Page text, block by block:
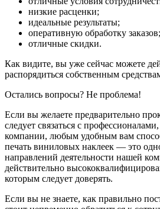
низкие расценки;
идеальные результаты;
оперативную обработку заказов;
отличные скидки.
Как видите, вы уже сейчас можете
распорядиться собственным
Остались вопросы? Не проблема!
Если вы желаете предварительно
следует связаться с
компании, любым удобным вам
печать виниловых наклеек — это
направлений деятельности нашей
действительно
которым следует доверять.
Если вы не знаете, как правильно